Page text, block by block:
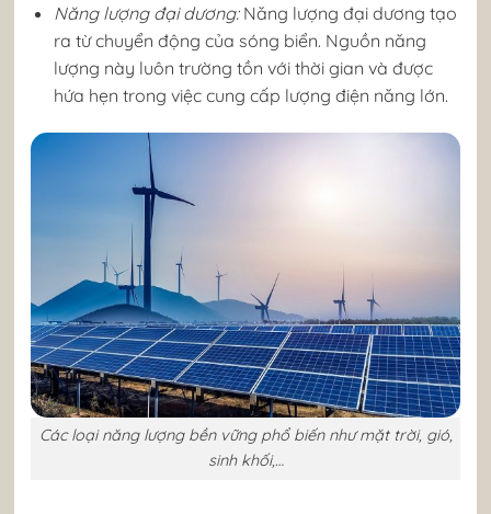
Năng lượng đại dương: Năng lượng đại dương tạo
ra từ chuyển động của sóng biển. Nguồn năng
lượng này luôn trường tồn với thời gian và được
hứa hẹn trong việc cung cấp lượng điện năng lớn.
Các loại năng lượng bền vững phổ biến như mặt trời, gió,
sinh khối,…